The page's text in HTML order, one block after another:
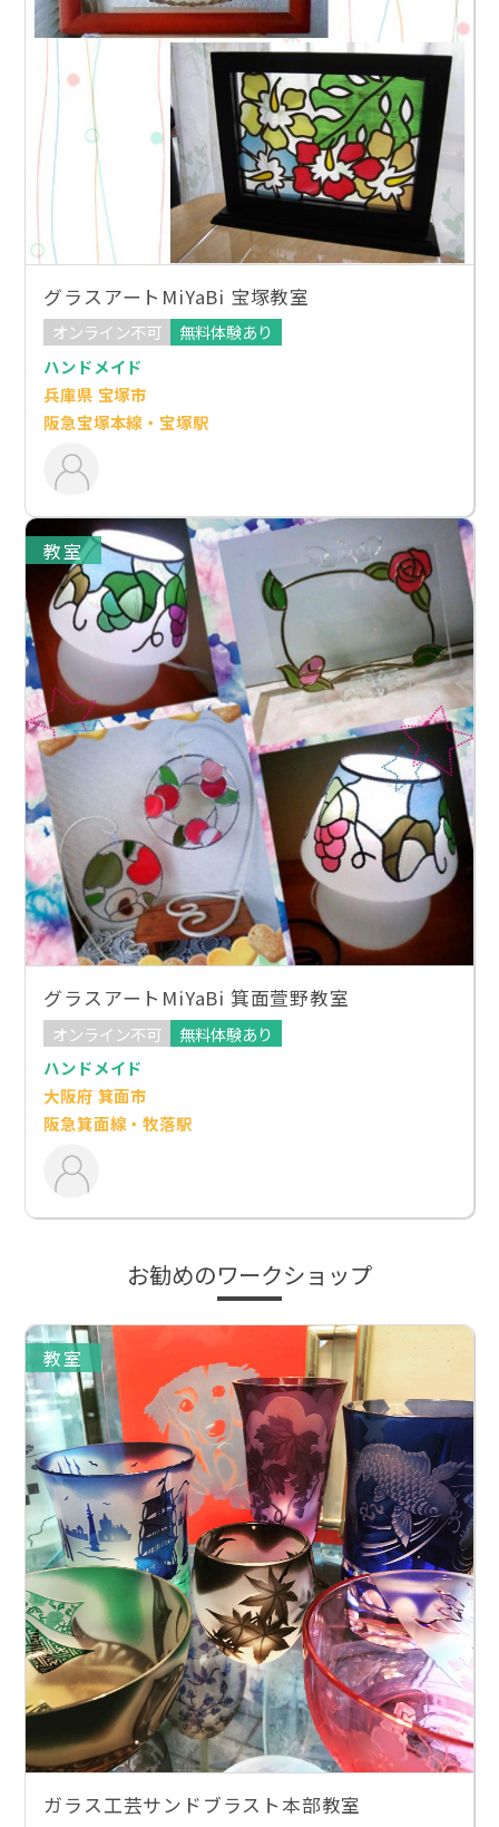
グラスアートMiYaBi 宝塚教室
オンライン不可
無料体験あり
ハンドメイド
兵庫県 宝塚市
阪急宝塚本線・宝塚駅
教室
グラスアートMiYaBi 箕面萱野教室
オンライン不可
無料体験あり
ハンドメイド
大阪府 箕面市
阪急箕面線・牧落駅
お勧めのワークショップ
教室
ガラス工芸サンドブラスト本部教室